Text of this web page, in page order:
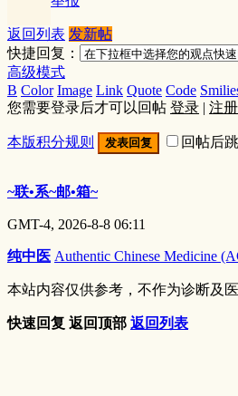
返回列表 发新帖
快捷回复：
高级模式
B Color Image Link Quote Code
您需要登录后才可以回帖 登录 | 注
本版积分规则 发表回复 回帖后
~联•系~邮•箱~
GMT-4, 2026-8-8 06:11
纯中医 Authentic Chinese Medicine
本站内容仅供参考，不作为诊断及
快速回复 返回顶部 返回列表